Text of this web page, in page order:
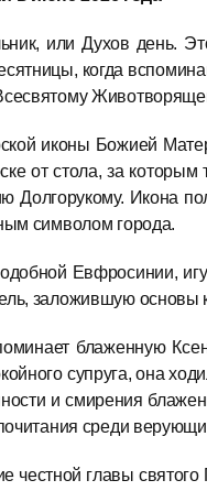
или Духов день.
когда
иконы Божией
от стола, за
Долгорукому. Икона
символом города.
Евфросинии,
заложившую основы
блаженную
супруга, она
и смирения
среди
честной главы